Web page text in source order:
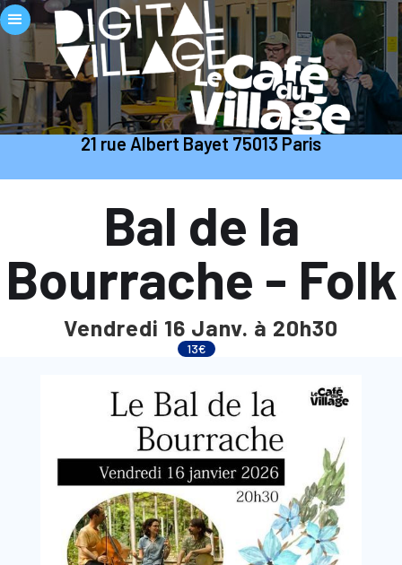
21 rue Albert Bayet 75013 Paris
Bal de la
Bourrache - Folk
Vendredi 16 Janv. à 20h30
13€